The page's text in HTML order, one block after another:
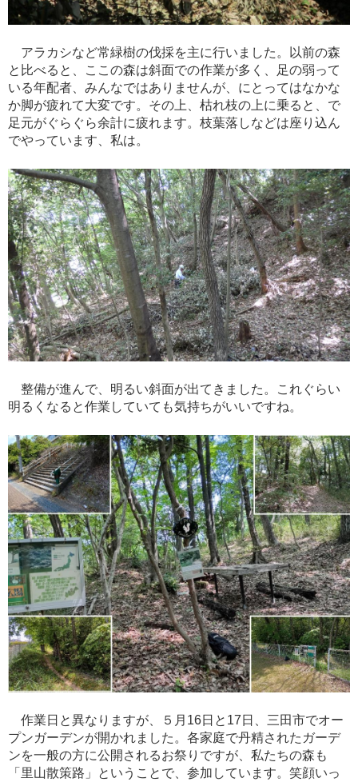
アラカシなど常緑樹の伐採を主に行いました。以前の森
と比べると、ここの森は斜面での作業が多く、足の弱って
いる年配者、みんなではありませんが、にとってはなかな
か脚が疲れて大変です。その上、枯れ枝の上に乗ると、で
足元がぐらぐら余計に疲れます。枝葉落しなどは座り込ん
でやっています、私は。
整備が進んで、明るい斜面が出てきました。これぐらい
明るくなると作業していても気持ちがいいですね。
作業日と異なりますが、５月16日と17日、三田市でオー
プンガーデンが開かれました。各家庭で丹精されたガーデ
ンを一般の方に公開されるお祭りですが、私たちの森も
「里山散策路」ということで、参加しています。笑顔いっ